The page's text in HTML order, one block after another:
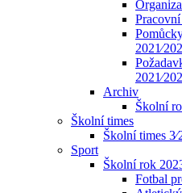
Archiv
Školní
Školní times
Školní times
Sport
Školní rok
Fotbal